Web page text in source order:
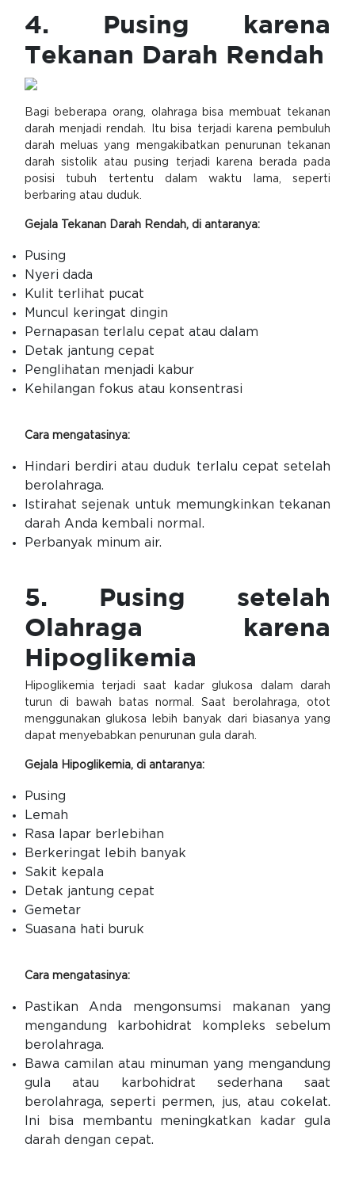
4. Pusing karena
Tekanan Darah Rendah
Bagi beberapa orang, olahraga bisa membuat tekanan
darah menjadi rendah. Itu bisa terjadi karena pembuluh
darah meluas yang mengakibatkan penurunan tekanan
darah sistolik atau pusing terjadi karena berada pada
posisi tubuh tertentu dalam waktu lama, seperti
berbaring atau duduk.
Gejala Tekanan Darah Rendah, di antaranya:
Pusing
Nyeri dada
Kulit terlihat pucat
Muncul keringat dingin
Pernapasan terlalu cepat atau dalam
Detak jantung cepat
Penglihatan menjadi kabur
Kehilangan fokus atau konsentrasi
Cara mengatasinya:
Hindari berdiri atau duduk terlalu cepat setelah
berolahraga.
Istirahat sejenak untuk memungkinkan tekanan
darah Anda kembali normal.
Perbanyak minum air.
5. Pusing setelah
Olahraga karena
Hipoglikemia
Hipoglikemia terjadi saat kadar glukosa dalam darah
turun di bawah batas normal. Saat berolahraga, otot
menggunakan glukosa lebih banyak dari biasanya yang
dapat menyebabkan penurunan gula darah.
Gejala Hipoglikemia, di antaranya:
Pusing
Lemah
Rasa lapar berlebihan
Berkeringat lebih banyak
Sakit kepala
Detak jantung cepat
Gemetar
Suasana hati buruk
Cara mengatasinya:
Pastikan Anda mengonsumsi makanan yang
mengandung karbohidrat kompleks sebelum
berolahraga.
Bawa camilan atau minuman yang mengandung
gula atau karbohidrat sederhana saat
berolahraga, seperti permen, jus, atau cokelat.
Ini bisa membantu meningkatkan kadar gula
darah dengan cepat.